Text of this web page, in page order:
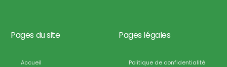
Pages du site
Accueil
Pages légales
Politique de confidentialité